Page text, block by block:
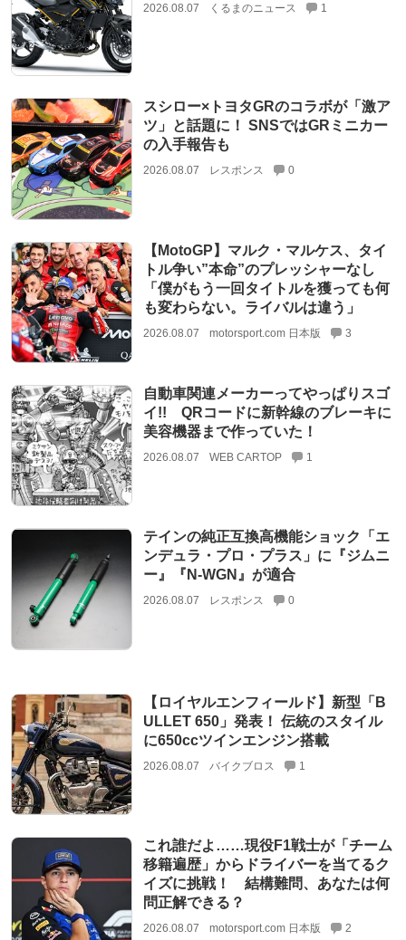
2026.08.07 くるまのニュース 1
スシロー×トヨタGRのコラボが「激ア
ツ」と話題に！ SNSではGRミニカー
の入手報告も
2026.08.07 レスポンス 0
【MotoGP】マルク・マルケス、タイ
トル争い”本命”のプレッシャーなし
「僕がもう一回タイトルを獲っても何
も変わらない。ライバルは違う」
2026.08.07 motorsport.com 日本版 3
自動車関連メーカーってやっぱりスゴ
イ!! QRコードに新幹線のブレーキに
美容機器まで作っていた！
2026.08.07 WEB CARTOP 1
テインの純正互換高機能ショック「エ
ンデュラ・プロ・プラス」に『ジムニ
ー』『N-WGN』が適合
2026.08.07 レスポンス 0
【ロイヤルエンフィールド】新型「B
ULLET 650」発表！ 伝統のスタイル
に650ccツインエンジン搭載
2026.08.07 バイクブロス 1
これ誰だよ……現役F1戦士が「チーム
移籍遍歴」からドライバーを当てるク
イズに挑戦！ 結構難問、あなたは何
問正解できる？
2026.08.07 motorsport.com 日本版 2